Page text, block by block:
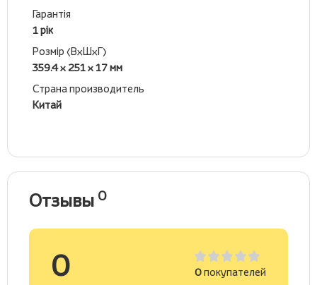
Гарантія
1 рік
Розмір (ВхШхГ)
359.4 x 251 x 17 мм
Страна производитель
Китай
Отзывы 0
0 0покупателей